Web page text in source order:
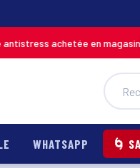
en magasin MARTINIQUE
WHATSAPP 🌀